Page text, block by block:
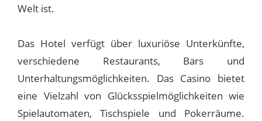
Welt ist.
Das Hotel verfügt über luxuriöse Unterkünfte,
verschiedene Restaurants, Bars und
Unterhaltungsmöglichkeiten. Das Casino bietet
eine Vielzahl von Glücksspielmöglichkeiten wie
Spielautomaten, Tischspiele und Pokerräume.